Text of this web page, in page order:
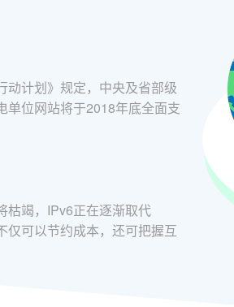
动计划》规定，中央及省部级
单位网站将于2018年底全面支
枯竭，IPv6正在逐渐取代
仅可以节约成本，还可把握互